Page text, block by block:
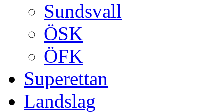
Sundsvall
ÖSK
ÖFK
Superettan
Landslag